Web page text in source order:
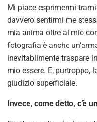
Mi piace esprimermi
davvero sentirmi me
mia anima oltre al mio
fotografia è anche
inevitabilmente traspare
mio essere. E, purtroppo,
giudizio superficiale.
Invece, come detto, c’è